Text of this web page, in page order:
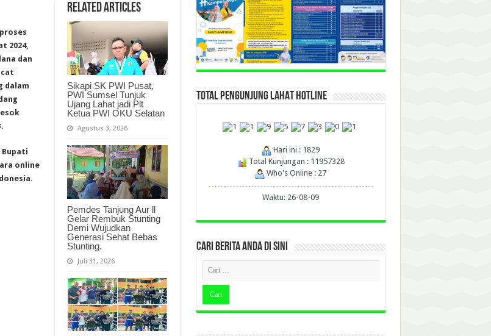
Related Articles
Sikapi SK PWI Pusat,
PWI Sumsel Tunjuk
Ujang Lahat jadi Plt
Ketua PWI OKU Selatan
Agustus 3, 2026
Pemdes Tanjung Aur ll
Gelar Rembuk Stunting
Demi Wujudkan
Generasi Sehat Bebas
Stunting.
Juli 31, 2026
2024,
dan
dalam
Bupati
online
TOTAL PENGUNJUNG LAHAT HOTLINE
Hari ini : 1829
Total Kunjungan : 11957328
Who's Online : 27
Waktu: 26-08-09
CARI BERITA ANDA DI SINI